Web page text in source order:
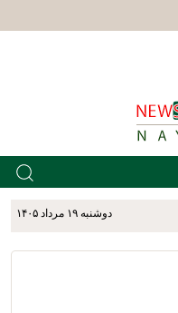
دوشنبه ۱۹ مرداد ۱۴۰۵